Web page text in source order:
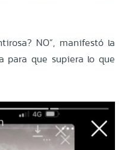
NO”, manifestó la
para que supiera lo que